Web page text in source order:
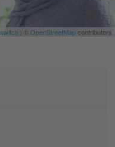
| ©OpenStreetMapcontributors